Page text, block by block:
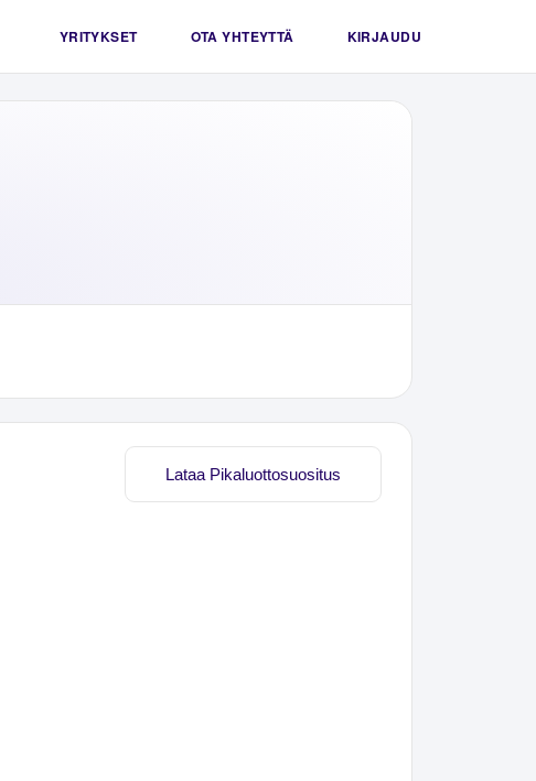
YRITYKSET OTA YHTEYTTÄ KIRJAUDU
Lataa Pikaluottosuositus